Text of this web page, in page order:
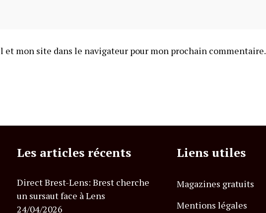
mon site dans le navigateur pour mon prochain commentaire.
Les articles récents
Direct Brest-Lens: Brest cherche
un sursaut face à Lens
24/04/2026
Liens utiles
Magazines gratuits
Mentions légales